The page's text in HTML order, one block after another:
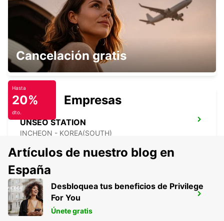
GIMPO INTERNATIONAL AIRPORT
SEOUL - KOREA(SOUTH)
UNSEO STATION
INCHEON - KOREA(SOUTH)
INCHEON INT APT TERM 1 MEET GREET
INCHEON - KOREA(SOUTH)
Cancelación gratis
Hasta
20%
dto.
Empresas
Artículos de nuestro blog en
España
Desbloquea tus beneficios de Privilege
For You
Únete gratis